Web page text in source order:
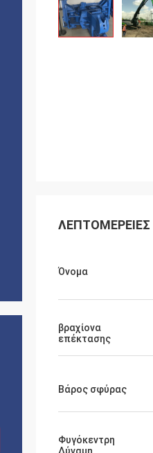
ΛΕΠΤΟΜΈΡΕΙΕΣ
Όνομα
βραχίονα
επέκτασης
Βάρος σφύρας
Φυγόκεντρη